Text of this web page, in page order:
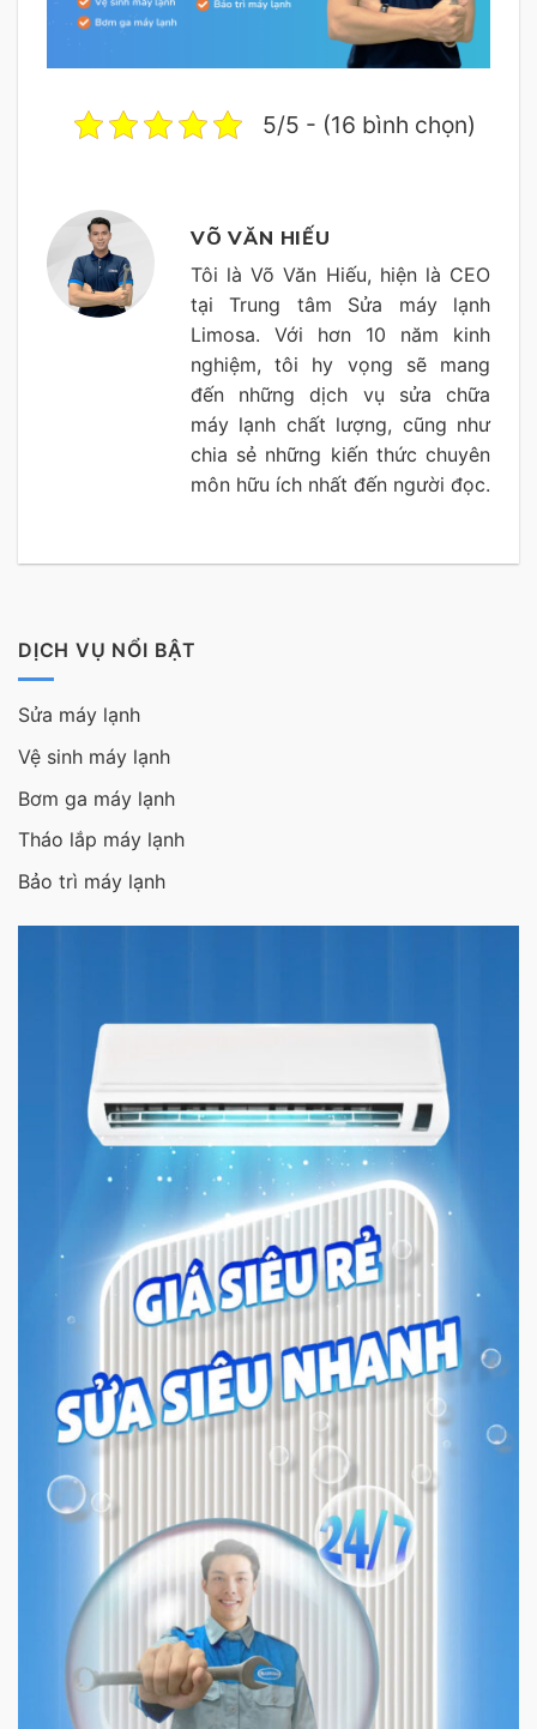
5/5 - (16 bình chọn)
VÕ VĂN HIẾU
Tôi là Võ Văn Hiếu, hiện là CEO
tại Trung tâm Sửa máy lạnh
Limosa. Với hơn 10 năm kinh
nghiệm, tôi hy vọng sẽ mang
đến những dịch vụ sửa chữa
máy lạnh chất lượng, cũng như
chia sẻ những kiến thức chuyên
môn hữu ích nhất đến người đọc.
DỊCH VỤ NỔI BẬT
Sửa máy lạnh
Vệ sinh máy lạnh
Bơm ga máy lạnh
Tháo lắp máy lạnh
Bảo trì máy lạnh